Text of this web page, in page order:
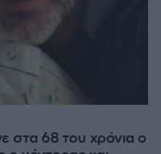
στα 68 του χρόνια ο